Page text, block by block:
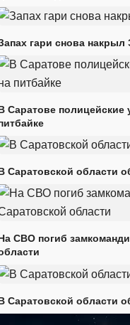
гари снова
Саратове полицейские
Саратовской области
СВО погиб
Саратовской области